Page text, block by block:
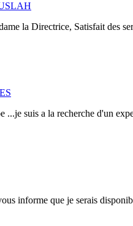
la Directrice, Satisfait des
...je suis a la recherche d'un
informe que je serais